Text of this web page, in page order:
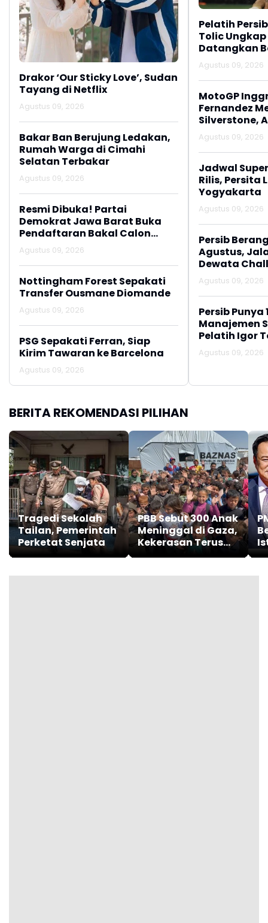
Drakor ‘Our Sticky Love’, Sudan
Tayang di Netflix
Agustus 09, 2026
Bakar Ban Berujung Ledakan,
Rumah Warga di Cimahi
Selatan Terbakar
Agustus 09, 2026
Resmi Dibuka! Partai
Demokrat Jawa Barat Buka
Pendaftaran Bakal Calon
Ketua DPD
Agustus 09, 2026
Nottingham Forest Sepakati
Transfer Ousmane Diomande
Agustus 09, 2026
PSG Sepakati Ferran, Siap
Kirim Tawaran ke Barcelona
Agustus 09, 2026
Pelatih
Tolic
Datangkan
Agustus 09, 2026
MotoGP
Fernandez
Silverstone,
Podium
Agustus 09, 2026
Jadwal
Rilis, Persita
Yogyakarta
Agustus 09, 2026
Persib
Agustus,
Dewata
Agustus 09, 2026
Persib Punya
Manajemen
Pelatih Igor
Agustus 09, 2026
BERITA REKOMENDASI PILIHAN
Tragedi Sekolah
Tailan, Pemerintah
Perketat Senjata
PBB Sebut 300 Anak
Meninggal di Gaza,
Kekerasan Terus
Berlanjut